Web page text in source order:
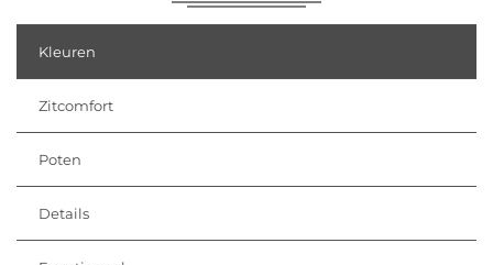
Kleuren
Zitcomfort
Poten
Details